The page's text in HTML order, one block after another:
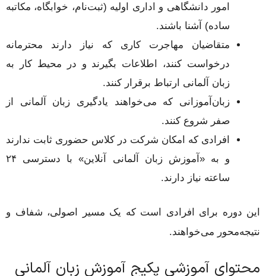
امور دانشگاهی و اداری اولیه (ثبت‌نام، خوابگاه، مکاتبه
ساده) آشنا باشند.
متقاضیان مهاجرت کاری که نیاز دارند محترمانه
درخواست کنند، اطلاعات بگیرند و در محیط کار به
زبان آلمانی ارتباط برقرار کنند.
زبان‌آموزانی که می‌خواهند یادگیری زبان آلمانی از
صفر شروع کنند.
افرادی که امکان شرکت در کلاس حضوری ثابت ندارند
و به «آموزش زبان آلمانی آنلاین» با دسترسی ۲۴
ساعته نیاز دارند.
این دوره برای افرادی است که یک مسیر اصولی، شفاف و
نتیجه‌محور می‌خواهند.
محتوای آموزشی پکیج آموزش زبان آلمانی